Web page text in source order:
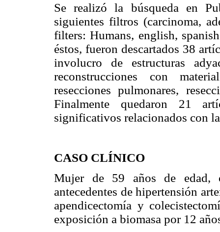
Se realizó la búsqueda en
siguientes filtros (carcinoma,
filters: Humans, english,
éstos, fueron descartados 38
involucro de estructuras
reconstrucciones con
resecciones pulmonares,
Finalmente quedaron 21
significativos relacionados con
CASO CLÍNICO
Mujer de 59 años de edad,
antecedentes de hipertensión
apendicectomía y
exposición a biomasa por 12